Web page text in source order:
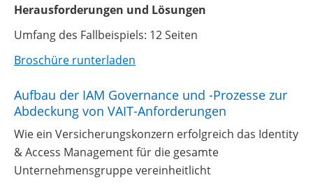
Herausforderungen und Lösungen
Umfang des Fallbeispiels: 12 Seiten
Broschüre runterladen
Aufbau der IAM Governance und -Prozesse zur
Abdeckung von VAIT-Anforderungen
Wie ein Versicherungskonzern erfolgreich das Identity
& Access Management für die gesamte
Unternehmensgruppe vereinheitlicht